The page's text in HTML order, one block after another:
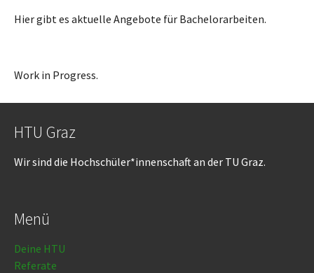
Hier gibt es aktuelle Angebote für Bachelorarbeiten.
Work in Progress.
HTU Graz
Wir sind die Hochschüler*innenschaft an der TU Graz.
Menü
Deine HTU
Referate